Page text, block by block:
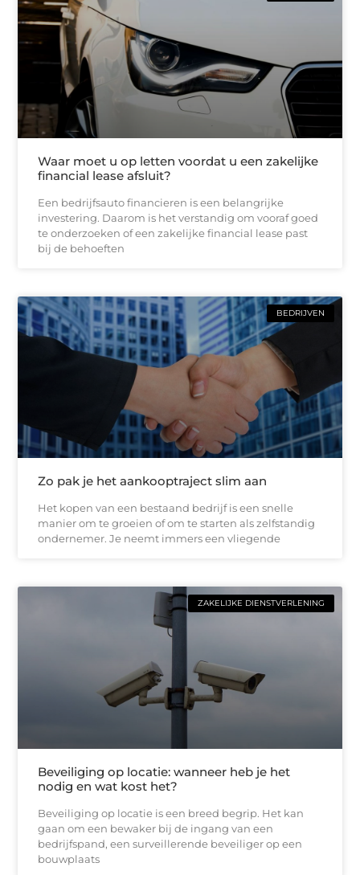
Waar moet u op letten voordat u een zakelijke
financial lease afsluit?
Een bedrijfsauto financieren is een belangrijke
investering. Daarom is het verstandig om vooraf goed
te onderzoeken of een zakelijke financial lease past
bij de behoeften
BEDRIJVEN
Zo pak je het aankooptraject slim aan
Het kopen van een bestaand bedrijf is een snelle
manier om te groeien of om te starten als zelfstandig
ondernemer. Je neemt immers een vliegende
ZAKELIJKE DIENSTVERLENING
Beveiliging op locatie: wanneer heb je het
nodig en wat kost het?
Beveiliging op locatie is een breed begrip. Het kan
gaan om een bewaker bij de ingang van een
bedrijfspand, een surveillerende beveiliger op een
bouwplaats